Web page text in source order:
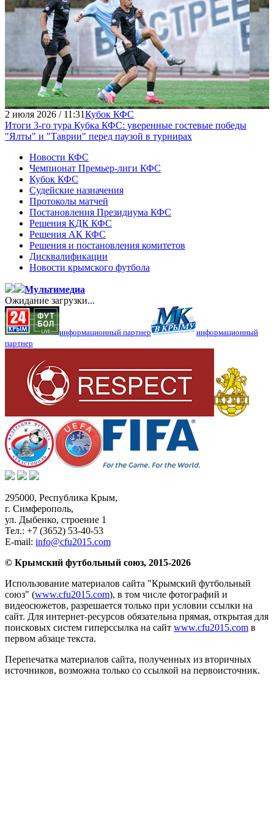
2 июля 2026 / 11:31Кубок КФС
Итоги 3-го тура Кубка КФС: уверенные гостевые победы
"Ялты" и "Таврии" перед паузой в турнирах
Новости КФС
Чемпионат Премьер-лиги КФС
Кубок КФС
Судейские назначения
Протоколы матчей
Постановления Президиума КФС
Решения КДК КФС
Решения АК КФС
Решения и постановления комитетов
Дисквалификации
Новости крымского футбола
Мультимедиа
Ожидание загрузки...
информационный партнер
информационный
партнер
295000, Республика Крым,
г. Симферополь,
ул. Дыбенко, строение 1
Тел.: +7 (3652) 53-40-53
E-mail: info@cfu2015.com
© Крымский футбольный союз, 2015-2026
Использование материалов сайта "Крымский футбольный
союз" (www.cfu2015.com), в том числе фотографий и
видеосюжетов, разрешается только при условии ссылки на
сайт. Для интернет-ресурсов обязательна прямая, открытая для
поисковых систем гиперссылка на сайт www.cfu2015.com в
первом абзаце текста.
Перепечатка материалов сайта, полученных из вторичных
источников, возможна только со ссылкой на первоисточник.